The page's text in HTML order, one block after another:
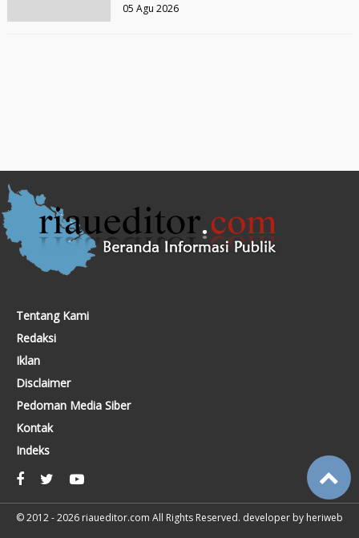
05 Agu 2026
Tentang Kami
Redaksi
Iklan
Disclaimer
Pedoman Media Siber
Kontak
Indeks
© 2012 - 2026 riaueditor.com All Rights Reserved. developer by heriweb